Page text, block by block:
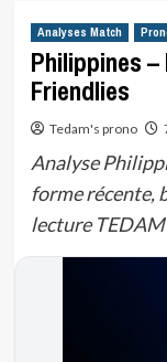
Analyses Match
Philippines
Friendlies
Tedam's prono
Analyse
forme récente,
lecture